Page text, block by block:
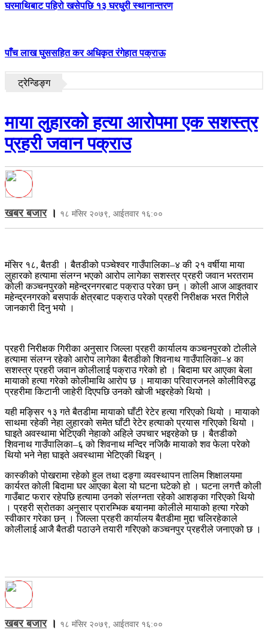
घरमाथिबाट पहिरो खसेपछि १३ घरधुरी स्थानान्तरण
पाँच लाख घुससहित कर अधिकृत रंगेहात पक्राऊ
ट्रेन्डिङ्ग
माया लुहारको हत्या आरोपमा एक सशस्त्र
प्रहरी जवान पक्राउ
खबर बजार। १८ मंसिर २०७९, आईतवार १६:००
मंसिर १८, बैतडी । बैतडीको पञ्चेश्वर गाउँपालिका–४ की २१ वर्षीया माया
लुहारको हत्यामा संलग्न भएको आरोप लागेका सशस्त्र प्रहरी जवान भरतराम
कोली कञ्चनपुरको महेन्द्रनगरबाट पक्राउ परेका छन् । कोली आज आइतवार
महेन्द्रनगरको बसपार्क क्षेत्रबाट पक्राउ परेको प्रहरी निरीक्षक भरत गिरीले
जानकारी दिनु भयो ।
प्रहरी निरीक्षक गिरीका अनुसार जिल्ला प्रहरी कार्यालय कञ्चनपुरको टोलीले
हत्यामा संलग्न रहेको आरोप लागेका बैतडीको शिवनाथ गाउँपालिका–४ का
सशस्त्र प्रहरी जवान कोलीलाई पक्राउ गरेको हो । बिदामा घर आएका बेला
मायाको हत्या गरेको कोलीमाथि आरोप छ । मायाका परिवारजनले कोलीविरुद्ध
प्रहरीमा किटानी जाहेरी दिएपछि उनको खोजी भइरहेको थियो ।
यही मङ्सिर १३ गते बैतडीमा मायाको घाँटी रेटेर हत्या गरिएको थियो । मायाको
साथमा रहेकी नेहा लुहारको समेत घाँटी रेटेर हत्याको प्रयास गरिएको थियो ।
घाइते अवस्थामा भेटिएकी नेहाको अहिले उपचार भइरहेको छ । बैतडीको
शिवनाथ गाउँपालिका–६ को शिवनाथ मन्दिर नजिकै मायाको शव फेला परेको
थियो भने नेहा घाइते अवस्थामा भेटिएकी थिइन् ।
कास्कीको पोखरामा रहेको हुल तथा दङ्गा व्यवस्थापन तालिम शिक्षालयमा
कार्यरत कोली बिदामा घर आएका बेला यो घटना घटेको हो । घटना लगत्तै कोली
गाउँबाट फरार रहेपछि हत्यामा उनको संलग्नता रहेको आशङ्का गरिएको थियो
। प्रहरी स्रोतका अनुसार प्रारम्भिक बयानमा कोलीले मायाको हत्या गरेको
स्वीकार गरेका छन् । जिल्ला प्रहरी कार्यालय बैतडीमा मुद्दा चलिरहेकाले
कोलीलाई आजै बैतडी पठाउने तयारी गरिएको कञ्चनपुर प्रहरीले जनाएको छ ।
खबर बजार। १८ मंसिर २०७९, आईतवार १६:००